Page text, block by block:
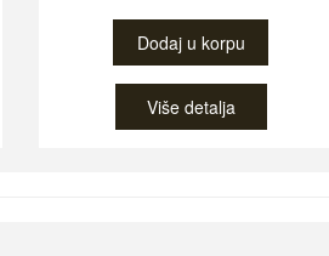
Dodaj u korpu
Više detalja